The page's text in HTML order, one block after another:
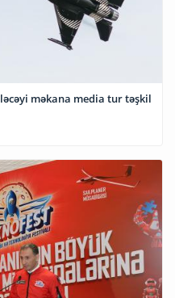
məkana media tur təşkil